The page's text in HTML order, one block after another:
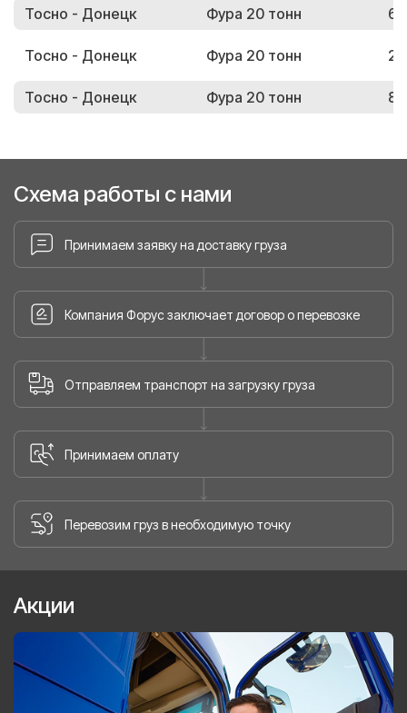
Тосно - Донецк
Фура 20 тонн
Тосно - Донецк Фура 20 тонн
Тосно - Донецк Фура 20 тонн
Схема работы с нами
Принимаем заявку на доставку груза
Компания Форус заключает договор о перевозке
Отправляем транспорт на загрузку груза
Принимаем оплату
Перевозим груз в необходимую точку
Акции